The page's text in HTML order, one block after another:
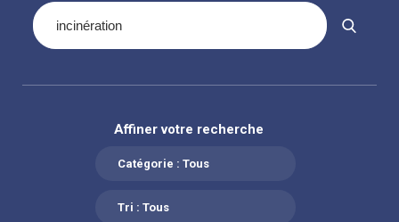
Affiner votre recherche
Catégorie : Tous
Tri : Tous